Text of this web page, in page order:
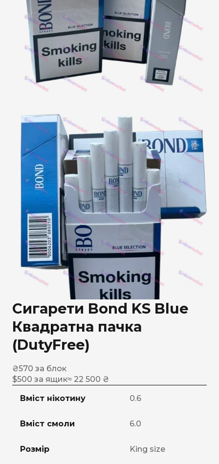
Сигарети Bond KS Blue
Квадратна пачка
(DutyFree)
₴570 за блок
$500 за ящик≈ 22 500 ₴
Вміст нікотину 0.6
Вміст смоли 6.0
Розмір King size